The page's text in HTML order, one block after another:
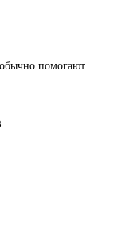
помогают